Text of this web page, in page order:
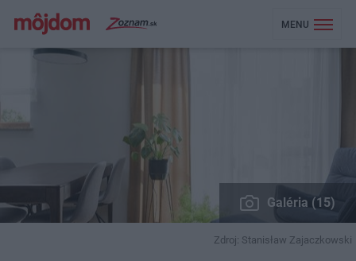
MENU
Galéria (15)
Zdroj: Stanisław Zajaczkowski